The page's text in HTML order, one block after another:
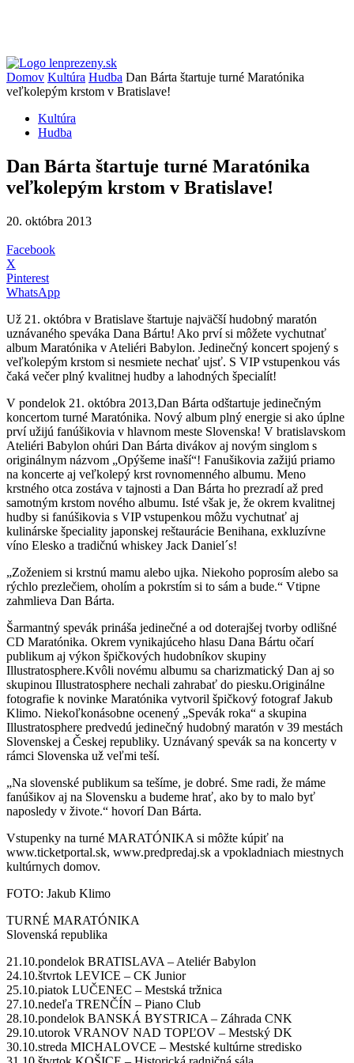
Domov Kultúra Hudba Dan Bárta štartuje turné Maratónika
veľkolepým krstom v Bratislave!
Kultúra
Hudba
Dan Bárta štartuje turné Maratónika
veľkolepým krstom v Bratislave!
20. októbra 2013
Facebook
X
Pinterest
WhatsApp
Už 21. októbra v Bratislave štartuje najväčší hudobný maratón
uznávaného speváka Dana Bártu! Ako prví si môžete vychutnať
album Maratónika v Ateliéri Babylon. Jedinečný koncert spojený s
veľkolepým krstom si nesmiete nechať ujsť. S VIP vstupenkou vás
čaká večer plný kvalitnej hudby a lahodných špecialít!
V pondelok 21. októbra 2013,Dan Bárta odštartuje jedinečným
koncertom turné Maratónika. Nový album plný energie si ako úplne
prví užijú fanúšikovia v hlavnom meste Slovenska! V bratislavskom
Ateliéri Babylon ohúri Dan Bárta divákov aj novým singlom s
originálnym názvom „Opýšeme inaší“! Fanušikovia zažijú priamo
na koncerte aj veľkolepý krst rovnomenného albumu. Meno
krstného otca zostáva v tajnosti a Dan Bárta ho prezradí až pred
samotným krstom nového albumu. Isté však je, že okrem kvalitnej
hudby si fanúšikovia s VIP vstupenkou môžu vychutnať aj
kulinárske špeciality japonskej reštaurácie Benihana, exkluzívne
víno Elesko a tradičnú whiskey Jack Daniel´s!
„Zoženiem si krstnú mamu alebo ujka. Niekoho poprosím alebo sa
rýchlo prezlečiem, oholím a pokrstím si to sám a bude.“ Vtipne
zahmlieva Dan Bárta.
Šarmantný spevák prináša jedinečné a od doterajšej tvorby odlišné
CD Maratónika. Okrem vynikajúceho hlasu Dana Bártu očarí
publikum aj výkon špičkových hudobníkov skupiny
Illustratosphere.Kvôli novému albumu sa charizmatický Dan aj so
skupinou Illustratosphere nechali zahrabať do piesku.Originálne
fotografie k novinke Maratónika vytvoril špičkový fotograf Jakub
Klimo. Niekoľkonásobne ocenený „Spevák roka“ a skupina
Illustratosphere predvedú jedinečný hudobný maratón v 39 mestách
Slovenskej a Českej republiky. Uznávaný spevák sa na koncerty v
rámci Slovenska už veľmi teší.
„Na slovenské publikum sa tešíme, je dobré. Sme radi, že máme
fanúšikov aj na Slovensku a budeme hrať, ako by to malo byť
naposledy v živote.“ hovorí Dan Bárta.
Vstupenky na turné MARATÓNIKA si môžte kúpiť na
www.ticketportal.sk, www.predpredaj.sk a vpokladniach miestnych
kultúrnych domov.
FOTO: Jakub Klimo
TURNÉ MARATÓNIKA
Slovenská republika
21.10.pondelok BRATISLAVA – Ateliér Babylon
24.10.štvrtok LEVICE – CK Junior
25.10.piatok LUČENEC – Mestská tržnica
27.10.nedeľa TRENČÍN – Piano Club
28.10.pondelok BANSKÁ BYSTRICA – Záhrada CNK
29.10.utorok VRANOV NAD TOPĽOV – Mestský DK
30.10.streda MICHALOVCE – Mestské kultúrne stredisko